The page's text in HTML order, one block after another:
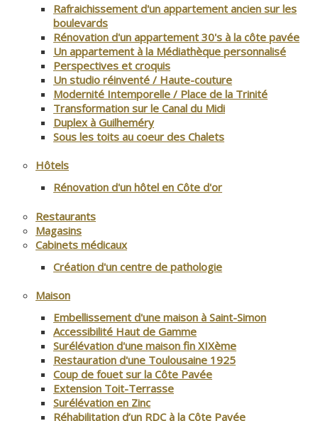
Rafraichissement d'un appartement ancien sur les
boulevards
Rénovation d'un appartement 30's à la côte pavée
Un appartement à la Médiathèque personnalisé
Perspectives et croquis
Un studio réinventé / Haute-couture
Modernité Intemporelle / Place de la Trinité
Transformation sur le Canal du Midi
Duplex à Guilheméry
Sous les toits au coeur des Chalets
Hôtels
Rénovation d'un hôtel en Côte d'or
Restaurants
Magasins
Cabinets médicaux
Création d'un centre de pathologie
Maison
Embellissement d'une maison à Saint-Simon
Accessibilité Haut de Gamme
Surélévation d'une maison fin XIXème
Restauration d'une Toulousaine 1925
Coup de fouet sur la Côte Pavée
Extension Toit-Terrasse
Surélévation en Zinc
Réhabilitation d’un RDC à la Côte Pavée